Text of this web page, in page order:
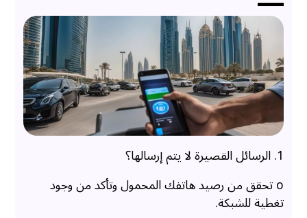
1. الرسائل القصيرة لا يتم إرسالها؟
o تحقق من رصيد هاتفك المحمول وتأكد من وجود
تغطية للشبكة.